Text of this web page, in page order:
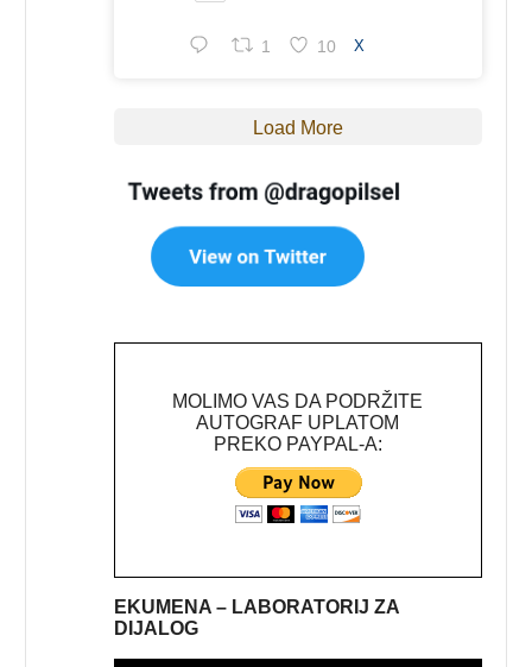
1 10 X
Load More
MOLIMO VAS DA PODRŽITE
AUTOGRAF UPLATOM
PREKO PAYPAL-A:
EKUMENA – LABORATORIJ ZA
DIJALOG